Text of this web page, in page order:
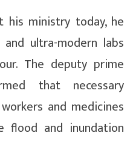
his ministry today, he
ultra-modern labs
The deputy prime
that necessary
and medicines
flood and inundation